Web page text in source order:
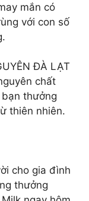
mắn có
với con số
ĐÀ LẠT
chất
thưởng
thiên nhiên.
cho gia đình
thưởng